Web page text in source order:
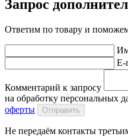
Запрос
Ответим по товару и
E-
Комментарий к запросу
на обработку персональных
оферты
Отправить
Не передаём контакты